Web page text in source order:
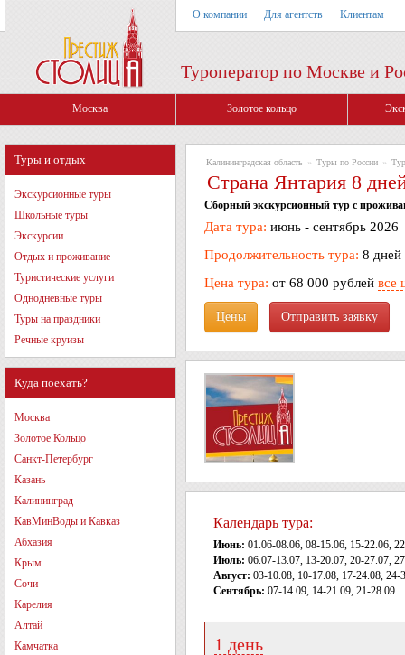
О компании Для агентств Клиентам
Туроператор по Москве и
Москва Золотое кольцо
Туры и отдых
Экскурсионные туры
Школьные туры
Экскурсии
Отдых и проживание
Туристические услуги
Однодневные туры
Туры на праздники
Речные круизы
Куда поехать?
Москва
Золотое Кольцо
Санкт-Петербург
Казань
Калининград
КавМинВоды и Кавказ
Абхазия
Крым
Сочи
Карелия
Алтай
Камчатка
Калининградская область » Туры по России »
Страна Янтария 8
Сборный экскурсионный тур с
Дата тура: июнь - сентябрь 2026
Продолжительность тура: 8 дней
Цена тура: от 68 000 рублей все
Цены
Календарь тура:
Июнь: 01.06-08.06, 08-15.06, 15-22.06,
Июль: 06.07-13.07, 13-20.07, 20-27.07,
Август: 03-10.08, 10-17.08, 17-24.08, 24-
Сентябрь: 07-14.09, 14-21.09, 21-28.09
1 день